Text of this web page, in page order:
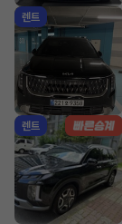
렌트
렌트